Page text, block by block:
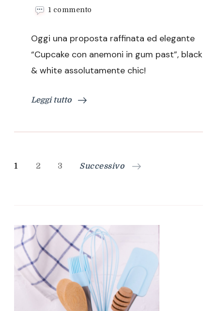
1 commento
anemoni
past
Oggi una proposta raffinata ed elegante
“Cupcake con anemoni in gum past”, black
& white assolutamente chic!
Leggi tutto
Paginazione
Pagina
1 Pagina
2 Pagina
3 Successivo